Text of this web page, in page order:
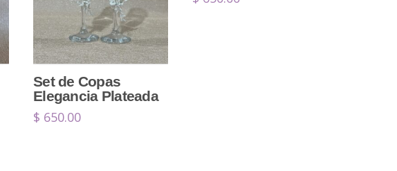
Set de Copas
Elegancia Plateada
$ 650.00